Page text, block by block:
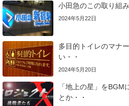
小田急のこの取り組
2024年5月22日
多目的トイレのマナ
い・・
2024年5月20日
「地上の星」をBGM
とか・・